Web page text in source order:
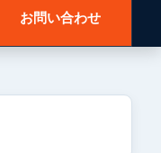
お問い合わせ